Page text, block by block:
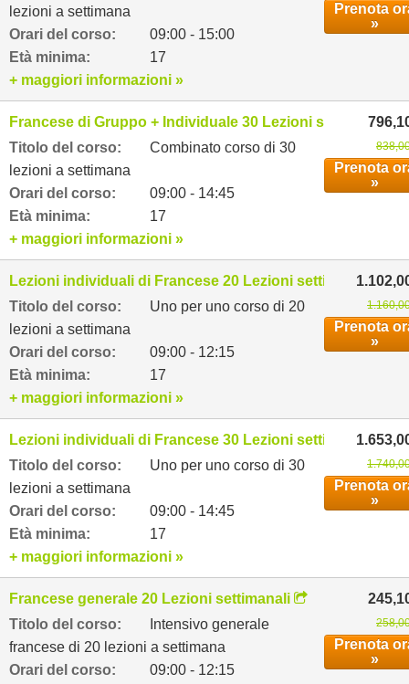
lezioni a settimana
Orari del corso:
09:00 - 15:00
Età minima:
17
Prenota
»
+ maggiori informazioni »
Francese di Gruppo + Individuale 30 Lezioni settimanali
Titolo del corso:
Combinato corso di 30
lezioni a settimana
Orari del corso:
09:00 - 14:45
Età minima:
17
Prenota
»
+ maggiori informazioni »
Lezioni individuali di Francese 20 Lezioni settimanali
Titolo del corso:
Uno per uno corso di 20
lezioni a settimana
Orari del corso:
09:00 - 12:15
Età minima:
17
Prenota
»
+ maggiori informazioni »
Lezioni individuali di Francese 30 Lezioni settimanali
Titolo del corso:
Uno per uno corso di 30
lezioni a settimana
Orari del corso:
09:00 - 14:45
Età minima:
17
Prenota
»
+ maggiori informazioni »
Francese generale 20 Lezioni settimanali
Titolo del corso:
Intensivo generale
francese di 20 lezioni a settimana
Orari del corso:
09:00 - 12:15
Prenota
»